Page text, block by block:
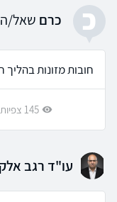
כ כרם שאל/
חובות מזונות בהליך
145 צפיות
עו"ד רגב